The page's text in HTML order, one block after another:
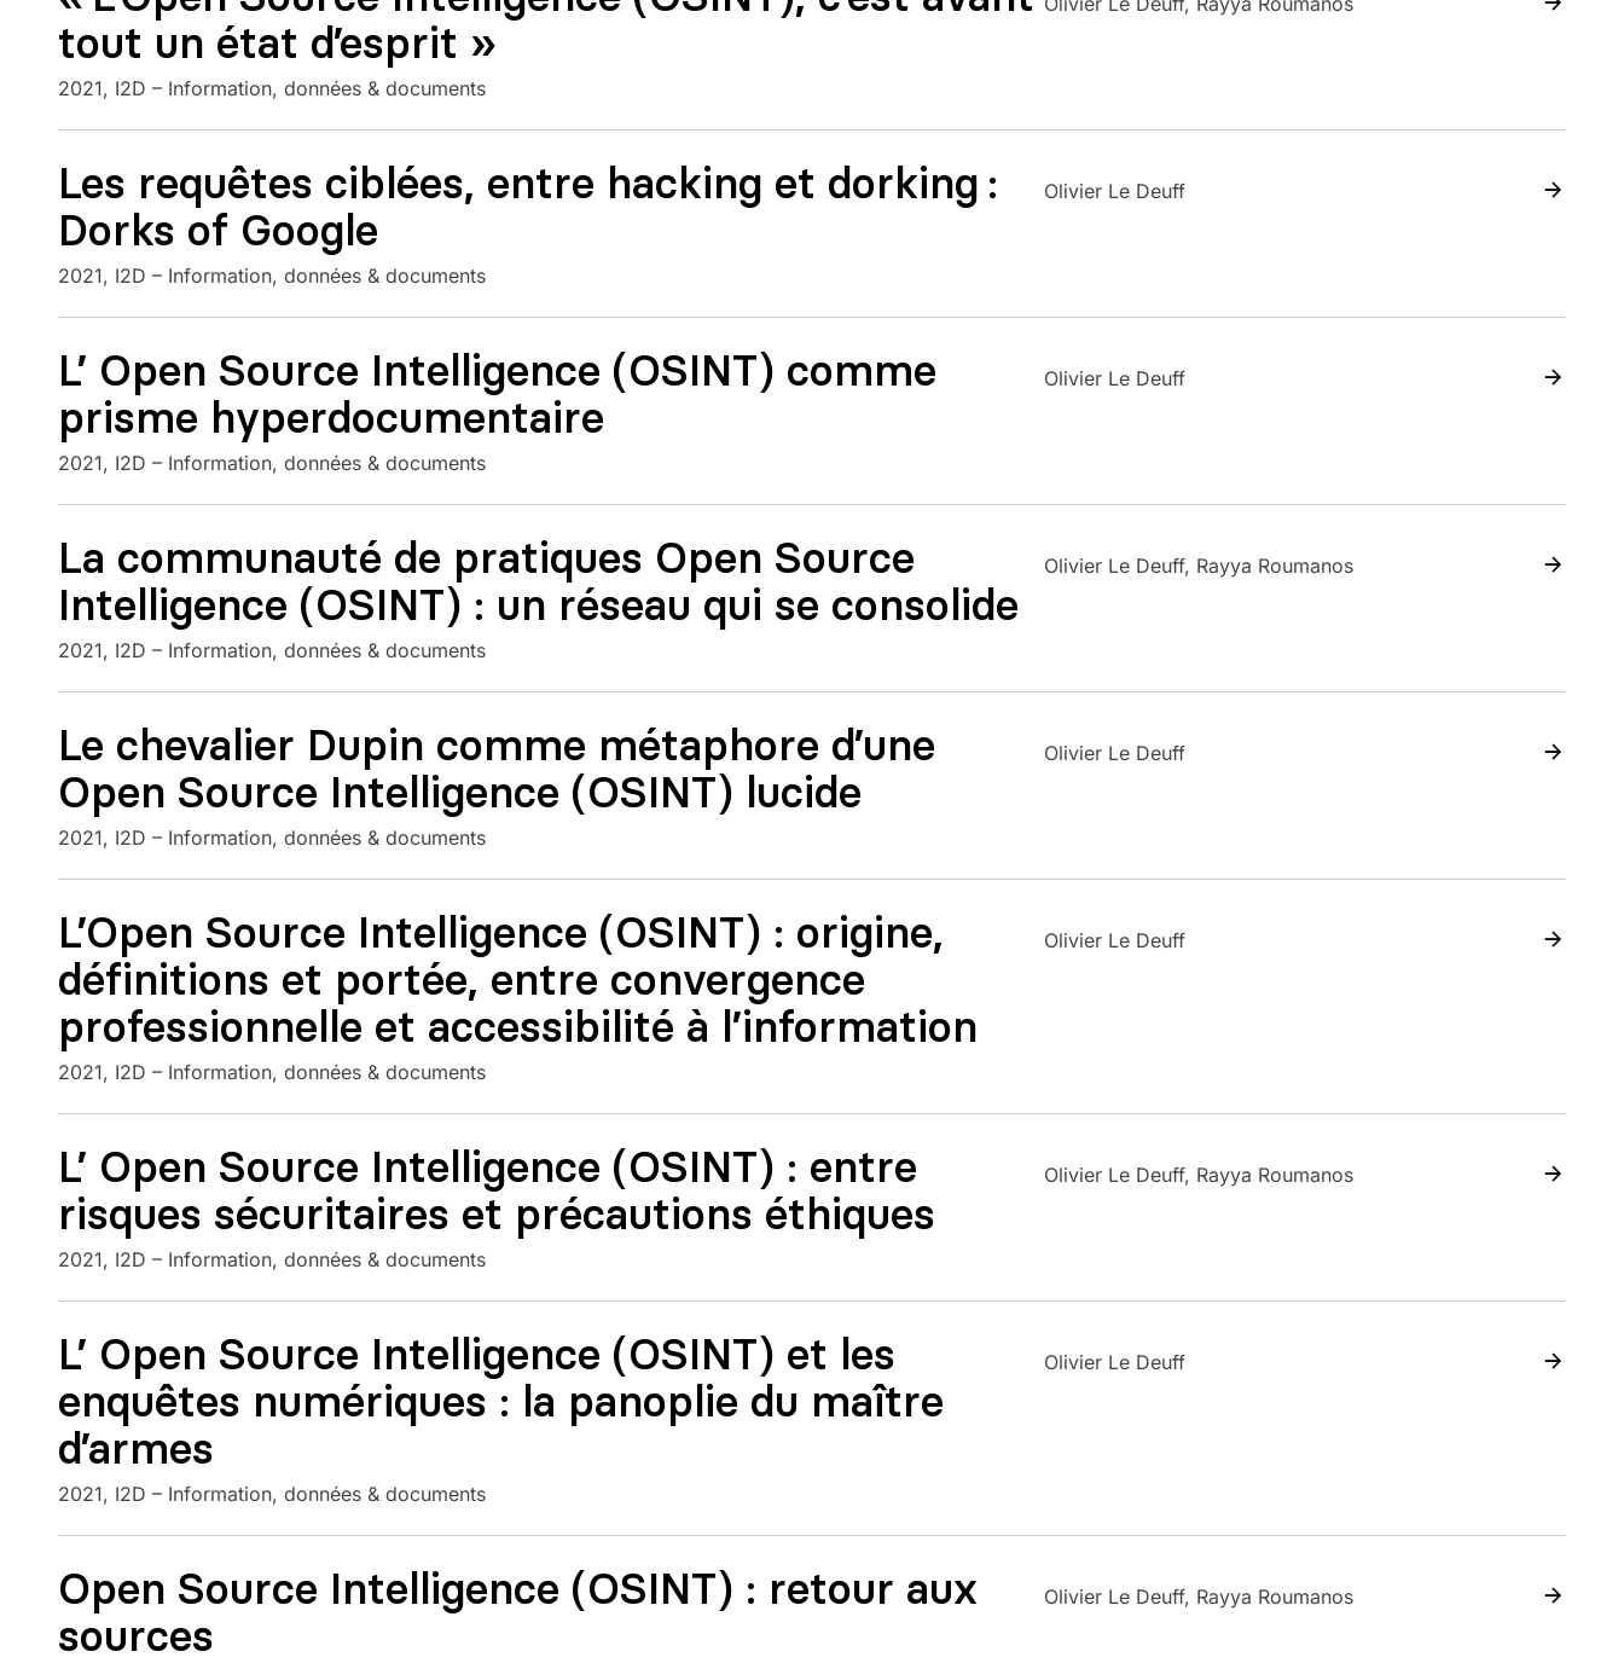
tout un état d’esprit »
2021 I2D – Information, données & documents
Les requêtes ciblées, entre hacking et dorking :
Dorks of Google
2021 I2D – Information, données & documents
Olivier Le Deuff
L’ Open Source Intelligence (OSINT) comme
prisme hyperdocumentaire
2021 I2D – Information, données & documents
Olivier Le Deuff
La communauté de pratiques Open Source
Intelligence (OSINT) : un réseau qui se consolide
2021 I2D – Information, données & documents
Olivier Le Deuff, Rayya Roumanos
Le chevalier Dupin comme métaphore d’une
Open Source Intelligence (OSINT) lucide
2021 I2D – Information, données & documents
Olivier Le Deuff
L’Open Source Intelligence (OSINT) : origine,
définitions et portée, entre convergence
professionnelle et accessibilité à l’information
2021 I2D – Information, données & documents
Olivier Le Deuff
L’ Open Source Intelligence (OSINT) : entre
risques sécuritaires et précautions éthiques
2021 I2D – Information, données & documents
Olivier Le Deuff, Rayya Roumanos
L’ Open Source Intelligence (OSINT) et les
enquêtes numériques : la panoplie du maître
d’armes
2021 I2D – Information, données & documents
Olivier Le Deuff
Open Source Intelligence (OSINT) : retour aux
sources
Olivier Le Deuff, Rayya Roumanos